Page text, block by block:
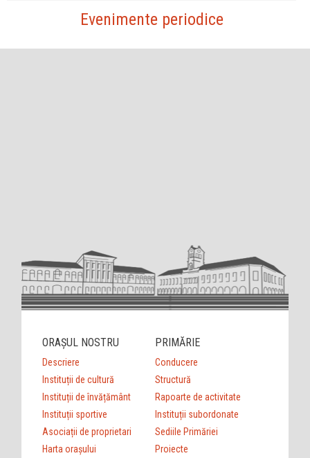
Evenimente periodice
ORAȘUL NOSTRU
Descriere
Instituții de cultură
Instituții de învățământ
Instituții sportive
Asociații de proprietari
Harta orașului
PRIMĂRIE
Conducere
Structură
Rapoarte de activitate
Instituții subordonate
Sediile Primăriei
Proiecte